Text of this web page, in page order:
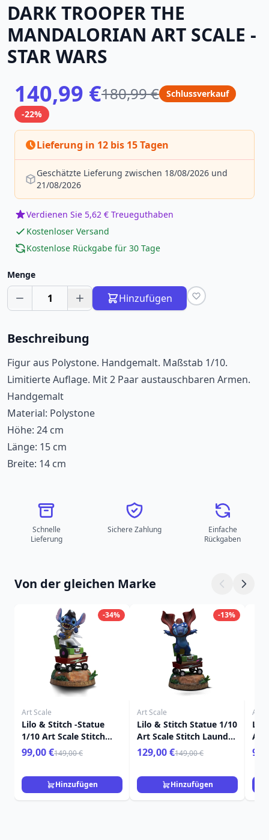
DARK TROOPER THE
MANDALORIAN ART SCALE -
STAR WARS
140,99 €180,99 €
Schlussverkauf
-22%
Lieferung in 12 bis 15 Tagen
Geschätzte Lieferung zwischen 18/08/2026 und
21/08/2026
Verdienen Sie 5,62 € Treueguthaben
Kostenloser Versand
Kostenlose Rückgabe für 30 Tage
Menge
1 Hinzufügen
Beschreibung
Figur aus Polystone. Handgemalt. Maßstab 1/10.
Limitierte Auflage. Mit 2 Paar austauschbaren Armen.
Handgemalt
Material: Polystone
Höhe: 24 cm
Länge: 15 cm
Breite: 14 cm
Schnelle
Lieferung
Sichere Zahlung
Einfache
Rückgaben
Von der gleichen Marke
-34%
Art Scale
Lilo & Stitch -Statue
1/10 Art Scale Stitch
King of Rock 17 cm
99,00 €149,00 €
Hinzufügen
-13%
Art Scale
Lilo & Stitch Statue 1/10
Art Scale Stitch Laundry
19 cm
129,00 €149,00 €
Hinzufügen
Art
Art
cm